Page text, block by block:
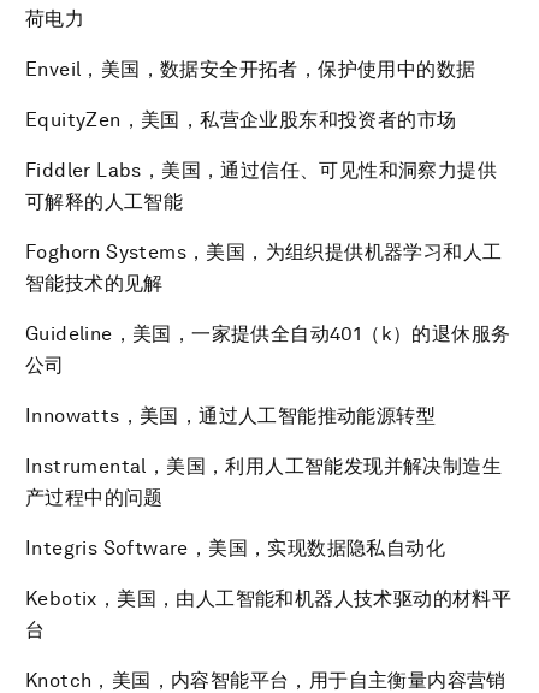
荷电力
Enveil，美国，数据安全开拓者，保护使用中的数据
EquityZen，美国，私营企业股东和投资者的市场
Fiddler Labs，美国，通过信任、可见性和洞察力提供
可解释的人工智能
Foghorn Systems，美国，为组织提供机器学习和人工
智能技术的见解
Guideline，美国，一家提供全自动401（k）的退休服务
公司
Innowatts，美国，通过人工智能推动能源转型
Instrumental，美国，利用人工智能发现并解决制造生
产过程中的问题
Integris Software，美国，实现数据隐私自动化
Kebotix，美国，由人工智能和机器人技术驱动的材料平
台
Knotch，美国，内容智能平台，用于自主衡量内容营销